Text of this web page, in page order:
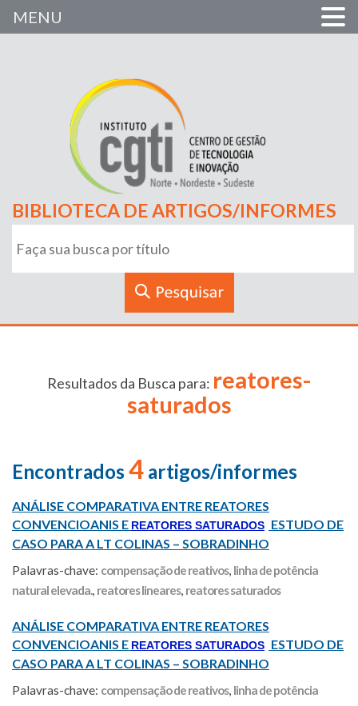
BIBLIOTECA DE ARTIGOS/INFORMES
Resultados da Busca para: reatores-
saturados
Encontrados 4 artigos/informes
ANÁLISE COMPARATIVA ENTRE REATORES
CONVENCIOANIS E REATORES SATURADOS ESTUDO DE
CASO PARA A LT COLINAS – SOBRADINHO
Palavras-chave: compensação de reativos, linha de potência
natural elevada., reatores lineares, reatores saturados
ANÁLISE COMPARATIVA ENTRE REATORES
CONVENCIOANIS E REATORES SATURADOS ESTUDO DE
CASO PARA A LT COLINAS – SOBRADINHO
Palavras-chave: compensação de reativos, linha de potência
MENU